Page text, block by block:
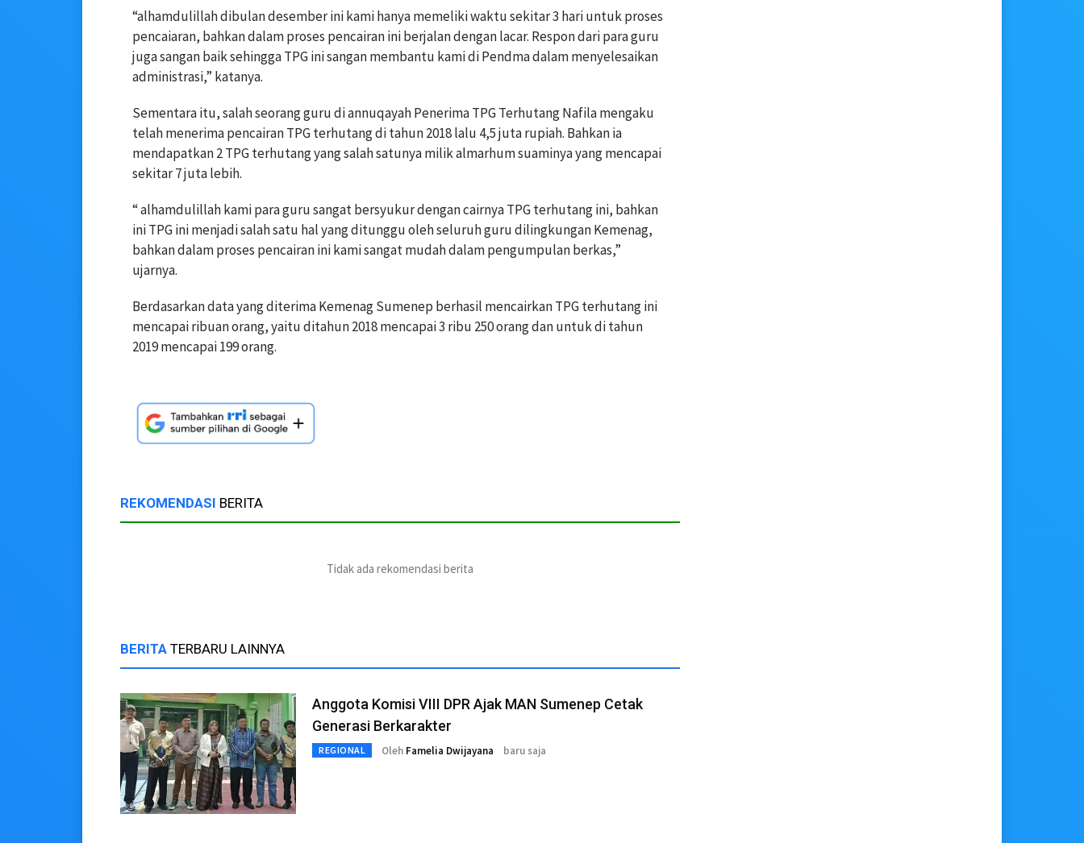
“alhamdulillah dibulan desember ini kami hanya memeliki waktu sekitar 3 hari untuk proses
pencaiaran, bahkan dalam proses pencairan ini berjalan dengan lacar. Respon dari para guru
juga sangan baik sehingga TPG ini sangan membantu kami di Pendma dalam menyelesaikan
administrasi,” katanya.
Sementara itu, salah seorang guru di annuqayah Penerima TPG Terhutang Nafila mengaku
telah menerima pencairan TPG terhutang di tahun 2018 lalu 4,5 juta rupiah. Bahkan ia
mendapatkan 2 TPG terhutang yang salah satunya milik almarhum suaminya yang mencapai
sekitar 7 juta lebih.
“ alhamdulillah kami para guru sangat bersyukur dengan cairnya TPG terhutang ini, bahkan
ini TPG ini menjadi salah satu hal yang ditunggu oleh seluruh guru dilingkungan Kemenag,
bahkan dalam proses pencairan ini kami sangat mudah dalam pengumpulan berkas,”
ujarnya.
Berdasarkan data yang diterima Kemenag Sumenep berhasil mencairkan TPG terhutang ini
mencapai ribuan orang, yaitu ditahun 2018 mencapai 3 ribu 250 orang dan untuk di tahun
2019 mencapai 199 orang.
REKOMENDASI BERITA
Tidak ada rekomendasi berita
BERITA TERBARU LAINNYA
Anggota Komisi VIII DPR Ajak MAN Sumenep Cetak
Generasi Berkarakter
REGIONAL Oleh Famelia Dwijayana baru saja